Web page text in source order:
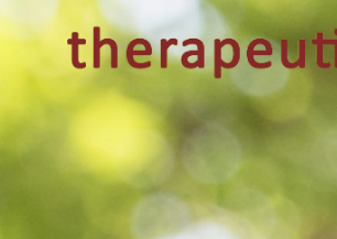
Zum
Inhalt
springen